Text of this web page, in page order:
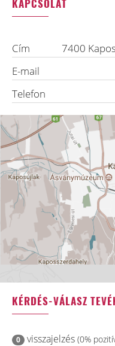
KAPCSOLAT
Cím 7400
E-mail
Telefon
KÉRDÉS-VÁLASZ
0 visszajelzés (0%